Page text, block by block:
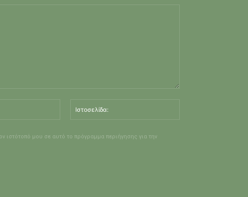
ιστότοπό μου σε αυτό το πρόγραμμα περιήγησης για την